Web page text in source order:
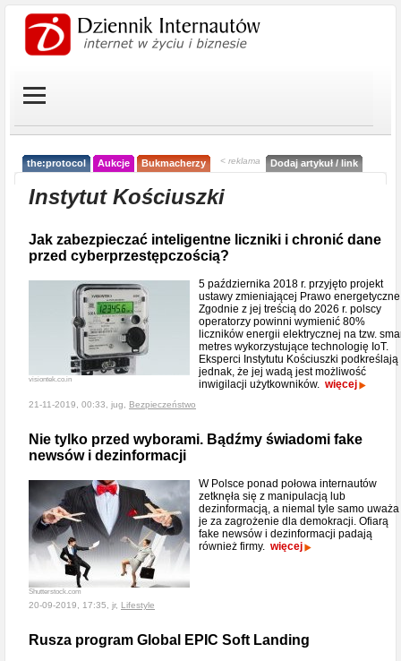
the:protocol Aukcje Bukmacherzy < reklama Dodaj artykuł / link
Instytut Kościuszki
Jak zabezpieczać inteligentne liczniki i chronić dane
przed cyberprzestępczością?
visiontek.co.in
5 października 2018 r. przyjęto projekt
ustawy zmieniającej Prawo
Zgodnie z jej treścią do 2026 r. polscy
operatorzy powinni wymienić 80%
liczników energii elektrycznej na tzw.
metres wykorzystujące technologię IoT.
Eksperci Instytutu Kościuszki podkreślają
jednak, że jej wadą jest możliwość
inwigilacji użytkowników. więcej
21-11-2019, 00:33, jug, Bezpieczeństwo
Nie tylko przed wyborami. Bądźmy świadomi fake
newsów i dezinformacji
Shutterstock.com
W Polsce ponad połowa internautów
zetknęła się z manipulacją lub
dezinformacją, a niemal tyle samo uważa
je za zagrożenie dla demokracji. Ofiarą
fake newsów i dezinformacji padają
również firmy. więcej
20-09-2019, 17:35, jr, Lifestyle
Rusza program Global EPIC Soft Landing